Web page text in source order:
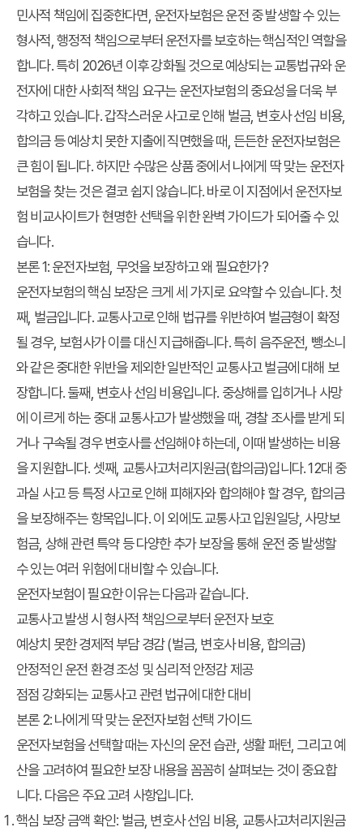
민사적 책임에 집중한다면, 운전자보험은 운전 중 발생할 수 있는
형사적, 행정적 책임으로부터 운전자를 보호하는 핵심적인 역할을
합니다. 특히 2026년 이후 강화될 것으로 예상되는 교통법규와 운
전자에 대한 사회적 책임 요구는 운전자보험의 중요성을 더욱 부
각하고 있습니다. 갑작스러운 사고로 인해 벌금, 변호사 선임 비용,
합의금 등 예상치 못한 지출에 직면했을 때, 든든한 운전자보험은
큰 힘이 됩니다. 하지만 수많은 상품 중에서 나에게 딱 맞는 운전자
보험을 찾는 것은 결코 쉽지 않습니다. 바로 이 지점에서 운전자보
험 비교사이트가 현명한 선택을 위한 완벽 가이드가 되어줄 수 있
습니다.
본론 1: 운전자보험, 무엇을 보장하고 왜 필요한가?
운전자보험의 핵심 보장은 크게 세 가지로 요약할 수 있습니다. 첫
째, 벌금입니다. 교통사고로 인해 법규를 위반하여 벌금형이 확정
될 경우, 보험사가 이를 대신 지급해줍니다. 특히 음주운전, 뺑소니
와 같은 중대한 위반을 제외한 일반적인 교통사고 벌금에 대해 보
장합니다. 둘째, 변호사 선임 비용입니다. 중상해를 입히거나 사망
에 이르게 하는 중대 교통사고가 발생했을 때, 경찰 조사를 받게 되
거나 구속될 경우 변호사를 선임해야 하는데, 이때 발생하는 비용
을 지원합니다. 셋째, 교통사고처리지원금(합의금)입니다. 12대 중
과실 사고 등 특정 사고로 인해 피해자와 합의해야 할 경우, 합의금
을 보장해주는 항목입니다. 이 외에도 교통사고 입원일당, 사망보
험금, 상해 관련 특약 등 다양한 추가 보장을 통해 운전 중 발생할
수 있는 여러 위험에 대비할 수 있습니다.
운전자보험이 필요한 이유는 다음과 같습니다.
교통사고 발생 시 형사적 책임으로부터 운전자 보호
예상치 못한 경제적 부담 경감 (벌금, 변호사 비용, 합의금)
안정적인 운전 환경 조성 및 심리적 안정감 제공
점점 강화되는 교통사고 관련 법규에 대한 대비
본론 2: 나에게 딱 맞는 운전자보험 선택 가이드
운전자보험을 선택할 때는 자신의 운전 습관, 생활 패턴, 그리고 예
산을 고려하여 필요한 보장 내용을 꼼꼼히 살펴보는 것이 중요합
니다. 다음은 주요 고려 사항입니다.
핵심 보장 금액 확인: 벌금, 변호사 선임 비용, 교통사고처리지원금